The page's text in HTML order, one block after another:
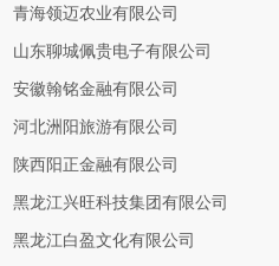
青海领迈农业有限公司
山东聊城佩贵电子有限公司
安徽翰铭金融有限公司
河北洲阳旅游有限公司
陕西阳正金融有限公司
黑龙江兴旺科技集团有限公司
黑龙江白盈文化有限公司